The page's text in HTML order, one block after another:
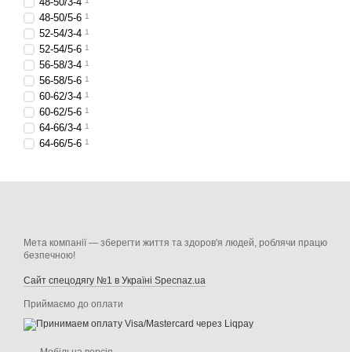
48-50/5-6 1
52-54/3-4 1
52-54/5-6 1
56-58/3-4 1
56-58/5-6 1
60-62/3-4 1
60-62/5-6 1
64-66/3-4 1
64-66/5-6 1
Мета компанії — зберегти життя та здоров'я людей, роблячи працю
безпечною!
Сайт спецодягу №1 в Україні Specnaz.ua
Приймаємо до оплати